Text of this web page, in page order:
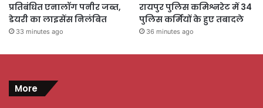
प्रतिबंधित एनालॉग पनीर जब्त,
डेयरी का लाइसेंस निलंबित
33 minutes ago
रायपुर पुलिस कमिश्नरेट में 34
पुलिस कर्मियों के हुए तबादले
36 minutes ago
More